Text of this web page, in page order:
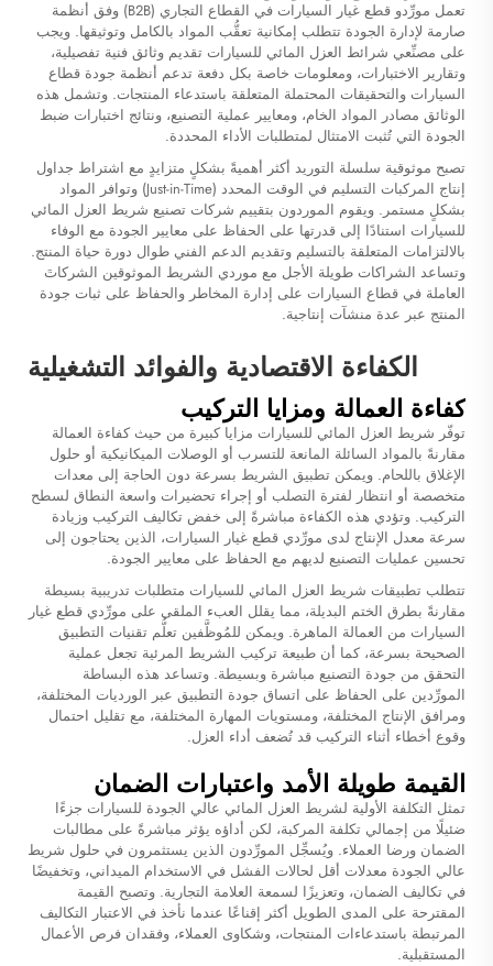
تعمل مورِّدو قطع غيار السيارات في القطاع التجاري (B2B) وفق أنظمة
صارمة لإدارة الجودة تتطلب إمكانية تعقُّب المواد بالكامل وتوثيقها. ويجب
على مصنِّعي شرائط العزل المائي للسيارات تقديم وثائق فنية تفصيلية،
وتقارير الاختبارات، ومعلومات خاصة بكل دفعة تدعم أنظمة جودة قطاع
السيارات والتحقيقات المحتملة المتعلقة باستدعاء المنتجات. وتشمل هذه
الوثائق مصادر المواد الخام، ومعايير عملية التصنيع، ونتائج اختبارات ضبط
الجودة التي تُثبت الامتثال لمتطلبات الأداء المحددة.
تصبح موثوقية سلسلة التوريد أكثر أهميةً بشكلٍ متزايدٍ مع اشتراط جداول
إنتاج المركبات التسليم في الوقت المحدد (Just-in-Time) وتوافر المواد
بشكلٍ مستمر. ويقوم الموردون بتقييم شركات تصنيع شريط العزل المائي
للسيارات استنادًا إلى قدرتها على الحفاظ على معايير الجودة مع الوفاء
بالالتزامات المتعلقة بالتسليم وتقديم الدعم الفني طوال دورة حياة المنتج.
وتساعد الشراكات طويلة الأجل مع موردي الشريط الموثوقين الشركاتَ
العاملة في قطاع السيارات على إدارة المخاطر والحفاظ على ثبات جودة
المنتج عبر عدة منشآت إنتاجية.
الكفاءة الاقتصادية والفوائد التشغيلية
كفاءة العمالة ومزايا التركيب
توفّر شريط العزل المائي للسيارات مزايا كبيرة من حيث كفاءة العمالة
مقارنةً بالمواد السائلة المانعة للتسرب أو الوصلات الميكانيكية أو حلول
الإغلاق باللحام. ويمكن تطبيق الشريط بسرعة دون الحاجة إلى معدات
متخصصة أو انتظار لفترة التصلب أو إجراء تحضيرات واسعة النطاق لسطح
التركيب. وتؤدي هذه الكفاءة مباشرةً إلى خفض تكاليف التركيب وزيادة
سرعة معدل الإنتاج لدى مورِّدي قطع غيار السيارات، الذين يحتاجون إلى
تحسين عمليات التصنيع لديهم مع الحفاظ على معايير الجودة.
تتطلب تطبيقات شريط العزل المائي للسيارات متطلبات تدريبية بسيطة
مقارنةً بطرق الختم البديلة، مما يقلل العبء الملقى على مورِّدي قطع غيار
السيارات من العمالة الماهرة. ويمكن للمُوظَّفين تعلُّم تقنيات التطبيق
الصحيحة بسرعة، كما أن طبيعة تركيب الشريط المرئية تجعل عملية
التحقق من جودة التصنيع مباشرة وبسيطة. وتساعد هذه البساطة
المورِّدين على الحفاظ على اتساق جودة التطبيق عبر الورديات المختلفة،
ومرافق الإنتاج المختلفة، ومستويات المهارة المختلفة، مع تقليل احتمال
وقوع أخطاء أثناء التركيب قد تُضعف أداء العزل.
القيمة طويلة الأمد واعتبارات الضمان
تمثل التكلفة الأولية لشريط العزل المائي عالي الجودة للسيارات جزءًا
ضئيلًا من إجمالي تكلفة المركبة، لكن أداؤه يؤثر مباشرةً على مطالبات
الضمان ورضا العملاء. ويُسجِّل المورِّدون الذين يستثمرون في حلول شريط
عالي الجودة معدلات أقل لحالات الفشل في الاستخدام الميداني، وتخفيضًا
في تكاليف الضمان، وتعزيزًا لسمعة العلامة التجارية. وتصبح القيمة
المقترحة على المدى الطويل أكثر إقناعًا عندما نأخذ في الاعتبار التكاليف
المرتبطة باستدعاءات المنتجات، وشكاوى العملاء، وفقدان فرص الأعمال
المستقبلية.